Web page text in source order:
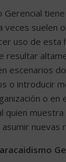
Gerencial
veces suelen
uso de esta
resultar
escenarios
o introducir
o en
quien
nuevas